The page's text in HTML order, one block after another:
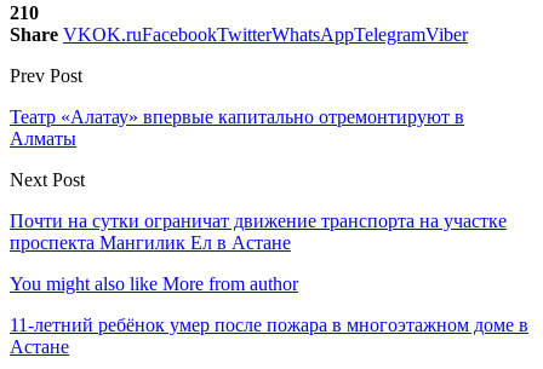
210
Share VKOK.ruFacebookTwitterWhatsAppTelegramViber
Prev Post
Театр «Алатау» впервые капитально отремонтируют в
Алматы
Next Post
Почти на сутки ограничат движение транспорта на участке
проспекта Мангилик Ел в Астане
You might also like More from author
11-летний ребёнок умер после пожара в многоэтажном доме в
Астане